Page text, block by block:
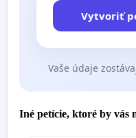
Vytvoriť
Vaše údaje
Iné petície, ktoré by vás